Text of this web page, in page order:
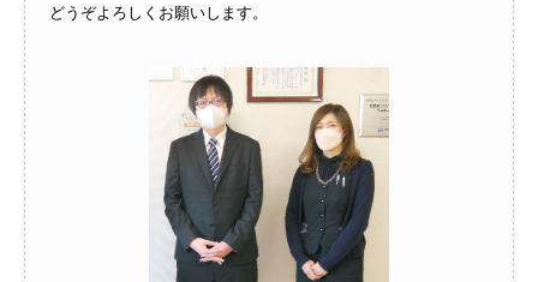
どうぞよろしくお願いします。